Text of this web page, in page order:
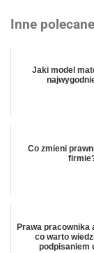
Inne
Jaki model
Co zmieni
Prawa pracownika
co warto
podpisaniem